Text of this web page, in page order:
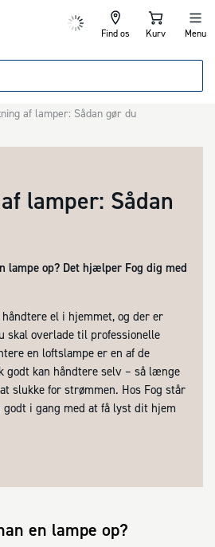
Find os Kurv Menu
af lamper: Sådan gør du
lamper: Sådan
lampe op? Det hjælper Fog dig med
el i hjemmet, og der er
skal overlade til professionelle
en loftslampe er en af de
godt kan håndtere selv – så længe
slukke for strømmen. Hos Fog står
i gang med at få lyst dit hjem
en lampe op?